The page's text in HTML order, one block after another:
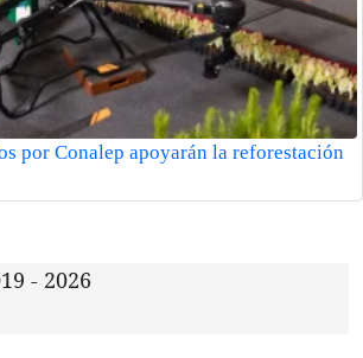
por Conalep apoyarán la reforestación
- 2026